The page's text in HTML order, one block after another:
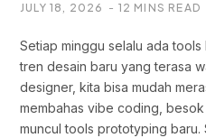
JULY 18, 2026 12 MINS READ
Setiap minggu selalu ada
tren desain baru yang terasa
designer, kita bisa mudah
membahas vibe coding,
muncul tools prototyping baru.